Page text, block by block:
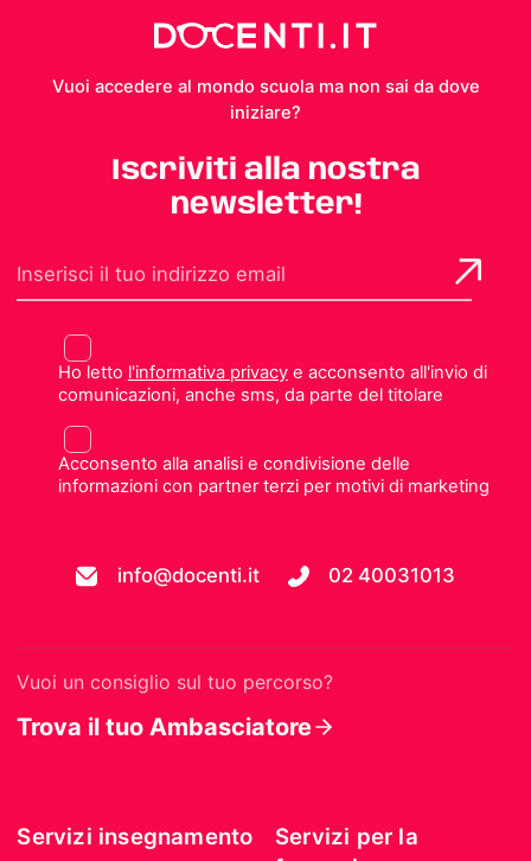
Vuoi accedere al mondo scuola ma non sai da dove
iniziare?
Iscriviti alla nostra
newsletter!
Ho letto l'informativa privacye acconsento all'invio di
comunicazioni, anche sms, da parte del titolare
Acconsento alla analisi e condivisione delle
informazioni con partner terzi per motivi di marketing
info@docenti.it 02 40031013
Vuoi un consiglio sul tuo percorso?
Trova il tuo Ambasciatore
Servizi insegnamento
Servizi per la